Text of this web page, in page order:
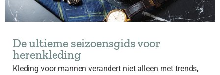
De ultieme seizoensgids voor
herenkleding
Kleding voor mannen verandert niet alleen met trends,